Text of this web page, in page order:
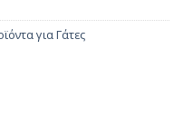
για Γάτες